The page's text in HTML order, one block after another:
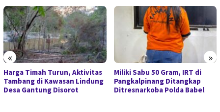
« »
Harga Timah Turun, Aktivitas
Tambang di Kawasan Lindung
Desa Gantung Disorot
Miliki Sabu 50 Gram, IRT di
Pangkalpinang Ditangkap
Ditresnarkoba Polda Babel